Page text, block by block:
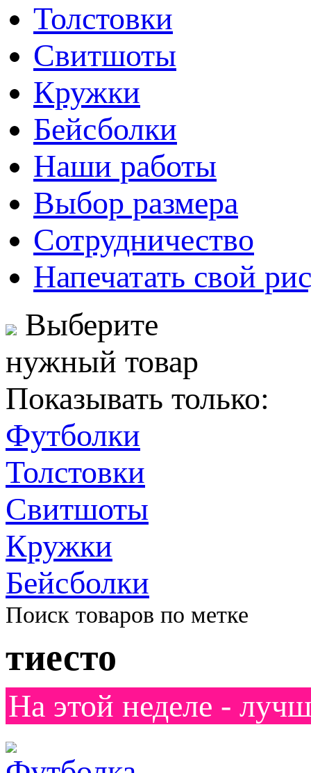
Толстовки
Свитшоты
Кружки
Бейсболки
Наши работы
Выбор размера
Сотрудничество
Напечатать свой
Выберите
нужный товар
Показывать только:
Футболки
Толстовки
Свитшоты
Кружки
Бейсболки
Поиск товаров по метке
тиесто
На этой неделе -